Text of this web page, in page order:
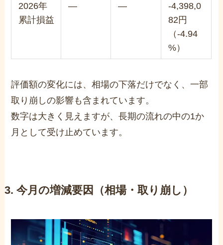
2026年
累計損益
— —
-4,398,0
82円
（-4.94
%）
評価額の変化には、相場の下落だけでなく、一部
取り崩しの影響も含まれています。
数字は大きく見えますが、長期の流れの中の1か
月として受け止めています。
3. 今月の増減要因（相場・取り崩し）